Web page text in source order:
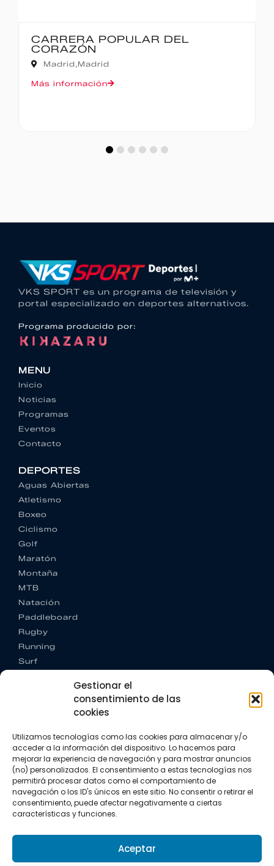
Gestionar el
consentimiento de las
cookies
Utilizamos tecnologías como las cookies para almacenar y/o
acceder a la información del dispositivo. Lo hacemos para
mejorar la experiencia de navegación y para mostrar anuncios
(no) personalizados. El consentimiento a estas tecnologías nos
permitirá procesar datos como el comportamiento de
navegación o los ID's únicos en este sitio. No consentir o retirar el
consentimiento, puede afectar negativamente a ciertas
características y funciones.
Aceptar
CARRERA POPULAR DEL
CORAZÓN
Madrid,Madrid
Más información
VKS SPORT es un programa de televisión y
portal especializado en deportes alternativos.
Programa producido por:
MENU
Inicio
Noticias
Programas
Eventos
Contacto
DEPORTES
Aguas Abiertas
Atletismo
Boxeo
Ciclismo
Golf
Maratón
Montaña
MTB
Natación
Paddleboard
Rugby
Running
Surf
CONTACTO
+34 662 342 177
info@vkssport.com
SÍGUENOS
Política de privacidad
Política de cookies